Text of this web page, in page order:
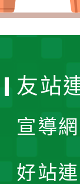
友站
宣導
好站